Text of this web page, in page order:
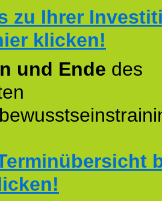
zu Ihrer
klicken!
und Ende des